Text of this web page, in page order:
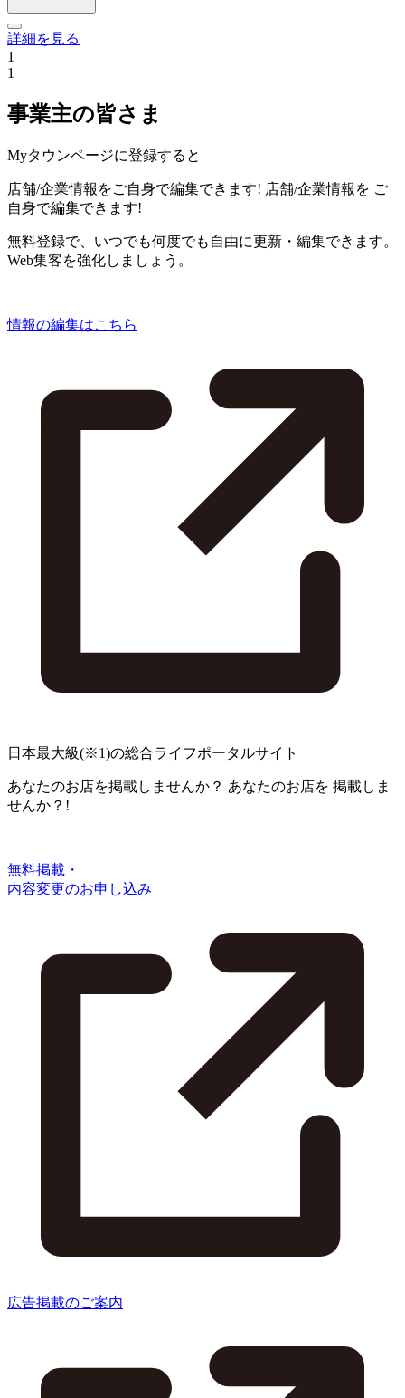
詳細を見る
1
1
事業主の皆さま
Myタウンページに登録すると
店舗/企業情報をご自身で編集できます! 店舗/企業情報を ご
自身で編集できます!
無料登録で、いつでも何度でも自由に更新・編集できます。
Web集客を強化しましょう。
情報の編集はこちら
日本最大級(※1)の総合ライフポータルサイト
あなたのお店を掲載しませんか？ あなたのお店を 掲載しま
せんか？!
無料掲載・
内容変更のお申し込み
広告掲載のご案内